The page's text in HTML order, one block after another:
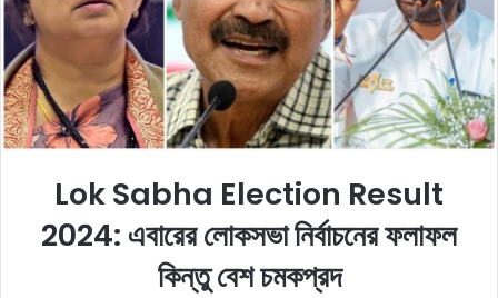
X a
i
Lok Sabha Election Result
2024: এবারের লোকসভা নির্বাচনের ফলাফল
কিন্তু বেশ চমকপ্রদ